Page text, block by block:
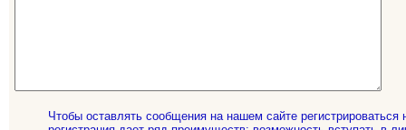
Чтобы оставлять сообщения на нашем сайте регистрироваться